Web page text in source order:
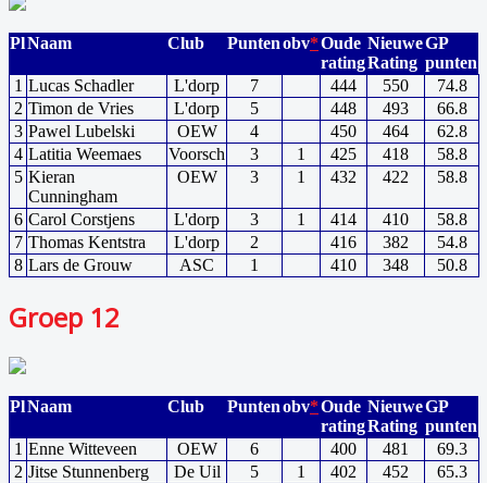
PlNaam Club Puntenobv*Oude
rating
Nieuwe
Rating
GP
punten
1 Lucas Schadler L'dorp 7 444 550
74.8
2 Timon de Vries L'dorp 5 448 493
66.8
3 Pawel Lubelski OEW 4 450 464
62.8
4 Latitia Weemaes Voorsch 3 1 425 418
58.8
5 Kieran
Cunningham
OEW 3 1 432 422 58.8
6 Carol Corstjens L'dorp 3 1 414 410
58.8
7 Thomas Kentstra L'dorp 2 416 382
54.8
8 Lars de Grouw ASC 1 410 348 50.8
Groep 12
PlNaam Club Puntenobv*Oude
rating
Nieuwe
Rating
GP
punten
1 Enne Witteveen OEW 6 400 481
69.3
2 Jitse Stunnenberg De Uil 5 1 402 452
65.3